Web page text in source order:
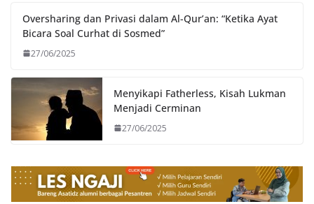
Oversharing dan Privasi dalam Al-Qur’an: “Ketika Ayat
Bicara Soal Curhat di Sosmed”
27/06/2025
Menyikapi Fatherless, Kisah Lukman
Menjadi Cerminan
27/06/2025